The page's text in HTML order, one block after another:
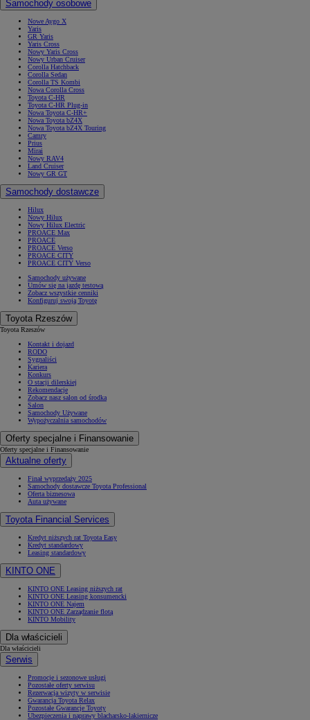
Samochody osobowe
Nowe Aygo X
Yaris
GR Yaris
Yaris Cross
Nowy Yaris Cross
Nowy Urban Cruiser
Corolla Hatchback
Corolla Sedan
Corolla TS Kombi
Nowa Corolla Cross
Toyota C-HR
Toyota C-HR Plug-in
Nowa Toyota C-HR+
Nowa Toyota bZ4X
Nowa Toyota bZ4X Touring
Camry
Prius
Mirai
Nowy RAV4
Land Cruiser
Nowy GR GT
Samochody dostawcze
Hilux
Nowy Hilux
Nowy Hilux Electric
PROACE Max
PROACE
PROACE Verso
PROACE CITY
PROACE CITY Verso
Samochody używane
Umów się na jazdę testową
Zobacz wszystkie cenniki
Konfiguruj swoją Toyotę
Toyota Rzeszów
Toyota Rzeszów
Kontakt i dojazd
RODO
Sygnaliści
Kariera
Konkurs
O stacji dilerskiej
Rekomendacje
Zobacz nasz salon od środka
Salon
Samochody Używane
Wypożyczalnia samochodów
Oferty specjalne i Finansowanie
Oferty specjalne i Finansowanie
Aktualne oferty
Finał wyprzedaży 2025
Samochody dostawcze Toyota Professional
Oferta biznesowa
Auta używane
Toyota Financial Services
Kredyt niższych rat Toyota Easy
Kredyt standardowy
Leasing standardowy
KINTO ONE
KINTO ONE Leasing niższych rat
KINTO ONE Leasing konsumencki
KINTO ONE Najem
KINTO ONE Zarządzanie flotą
KINTO Mobility
Dla właścicieli
Dla właścicieli
Serwis
Promocje i sezonowe usługi
Pozostałe oferty serwisu
Rezerwacja wizyty w serwisie
Gwarancja Toyota Relax
Pozostałe Gwarancje Toyoty
Ubezpieczenia i naprawy blacharsko-lakiernicze